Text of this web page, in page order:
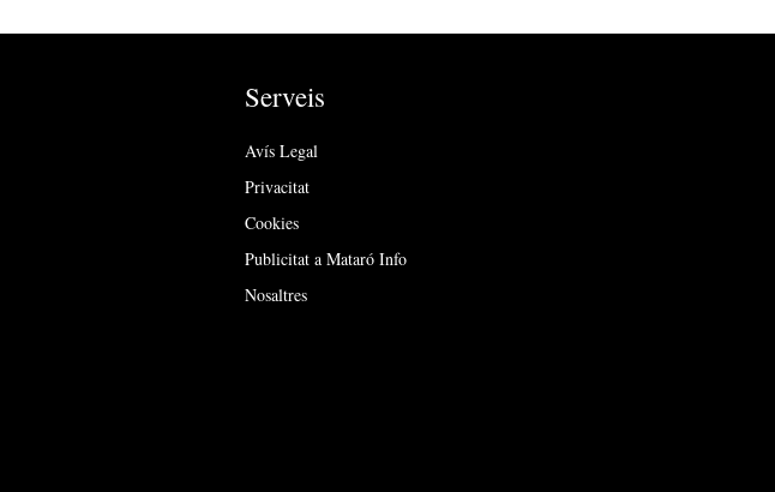
Serveis
Avís Legal
Privacitat
Cookies
Publicitat a Mataró Info
Nosaltres